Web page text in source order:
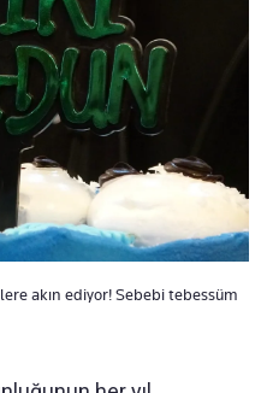
akın ediyor! Sebebi tebessüm